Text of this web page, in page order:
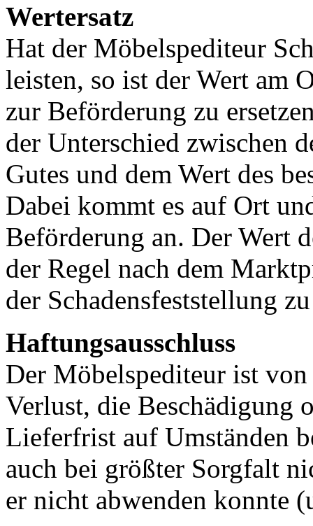
Wertersatz
Hat der Möbelspediteur
leisten, so ist der Wert am
zur Beförderung zu
der Unterschied zwischen
Gutes und dem Wert des
Dabei kommt es auf Ort
Beförderung an. Der Wert
der Regel nach dem
der Schadensfeststellung
Haftungsausschluss
Der Möbelspediteur ist
Verlust, die Beschädigung
Lieferfrist auf Umständen
auch bei größter Sorgfalt
er nicht abwenden konnte